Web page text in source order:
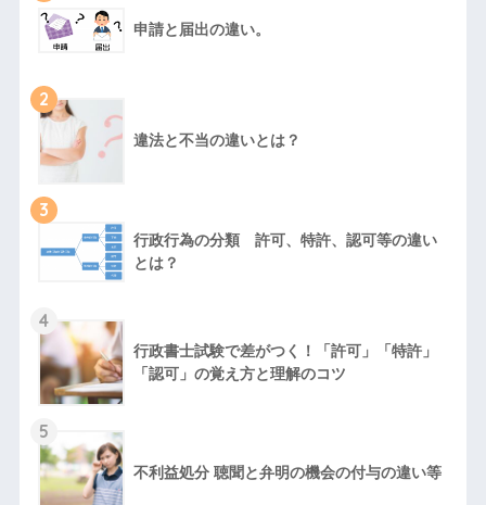
申請と届出の違い。
2
違法と不当の違いとは？
3
行政行為の分類 許可、特許、認可等の違い
とは？
4
行政書士試験で差がつく！「許可」「特許」
「認可」の覚え方と理解のコツ
5
不利益処分 聴聞と弁明の機会の付与の違い等